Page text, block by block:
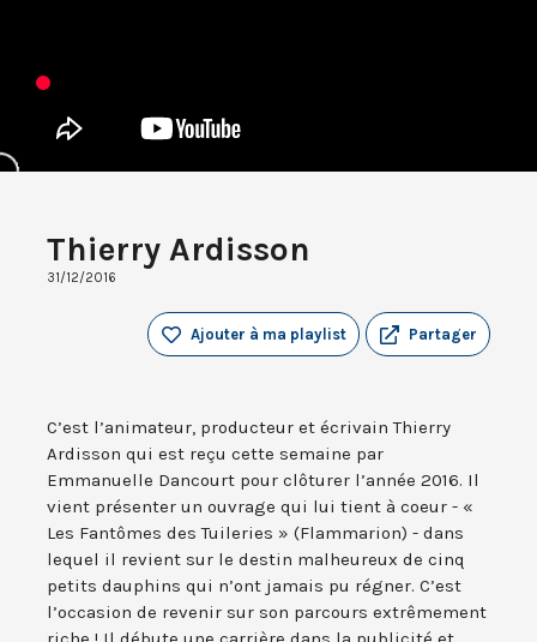
Thierry Ardisson
31/12/2016
Partager
Ajouter à ma playlist
C’est l’animateur, producteur et écrivain Thierry
Ardisson qui est reçu cette semaine par
Emmanuelle Dancourt pour clôturer l’année 2016. Il
vient présenter un ouvrage qui lui tient à coeur - «
Les Fantômes des Tuileries » (Flammarion) - dans
lequel il revient sur le destin malheureux de cinq
petits dauphins qui n’ont jamais pu régner. C’est
l’occasion de revenir sur son parcours extrêmement